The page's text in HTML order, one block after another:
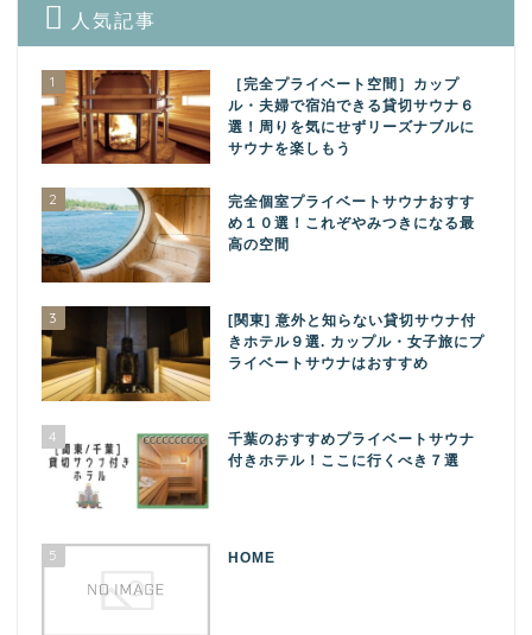
人気記事
1
［完全プライベート空間］カップ
ル・夫婦で宿泊できる貸切サウナ６
選！周りを気にせずリーズナブルに
サウナを楽しもう
2
完全個室プライベートサウナおすす
め１０選！これぞやみつきになる最
高の空間
3
[関東] 意外と知らない貸切サウナ付
きホテル９選. カップル・女子旅にプ
ライベートサウナはおすすめ
4
千葉のおすすめプライベートサウナ
付きホテル！ここに行くべき７選
5 HOME